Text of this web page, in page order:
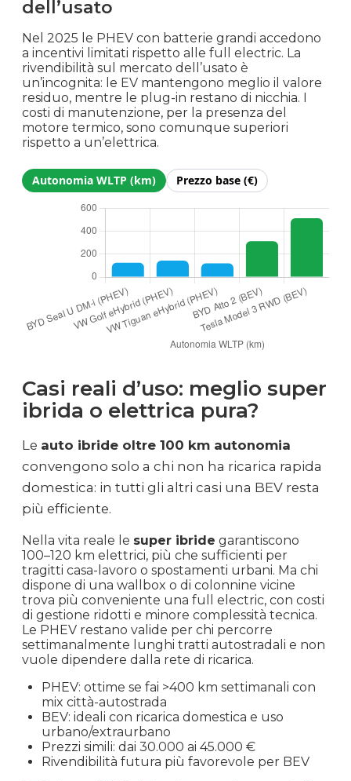
dell’usato
Nel 2025 le PHEV con batterie grandi accedono
a incentivi limitati rispetto alle full electric. La
rivendibilità sul mercato dell’usato è
un’incognita: le EV mantengono meglio il valore
residuo, mentre le plug-in restano di nicchia. I
costi di manutenzione, per la presenza del
motore termico, sono comunque superiori
rispetto a un’elettrica.
Autonomia WLTP (km) Prezzo base (€)
Casi reali d’uso: meglio super
ibrida o elettrica pura?
Le auto ibride oltre 100 km autonomia
convengono solo a chi non ha ricarica rapida
domestica: in tutti gli altri casi una BEV resta
più efficiente.
Nella vita reale le super ibride garantiscono
100–120 km elettrici, più che sufficienti per
tragitti casa-lavoro o spostamenti urbani. Ma chi
dispone di una wallbox o di colonnine vicine
trova più conveniente una full electric, con costi
di gestione ridotti e minore complessità tecnica.
Le PHEV restano valide per chi percorre
settimanalmente lunghi tratti autostradali e non
vuole dipendere dalla rete di ricarica.
PHEV: ottime se fai >400 km settimanali con
mix città-autostrada
BEV: ideali con ricarica domestica e uso
urbano/extraurbano
Prezzi simili: dai 30.000 ai 45.000 €
Rivendibilità futura più favorevole per BEV